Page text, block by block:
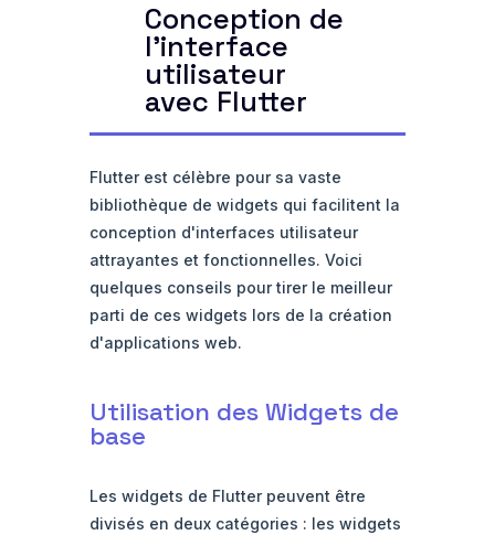
Conception de
l'interface
utilisateur
avec Flutter
Flutter est célèbre pour sa vaste
bibliothèque de widgets qui facilitent la
conception d'interfaces utilisateur
attrayantes et fonctionnelles. Voici
quelques conseils pour tirer le meilleur
parti de ces widgets lors de la création
d'applications web.
Utilisation des Widgets de
base
Les widgets de Flutter peuvent être
divisés en deux catégories : les widgets